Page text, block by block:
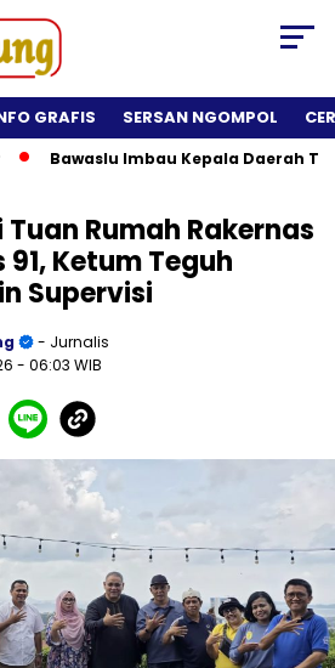
GRAFIS SERSAN NGOMPOL
Bawaslu Imbau Kepala Daerah
Rumah Rakernas
Ketum Teguh
Supervisi
- Jurnalis
- 06:03 WIB